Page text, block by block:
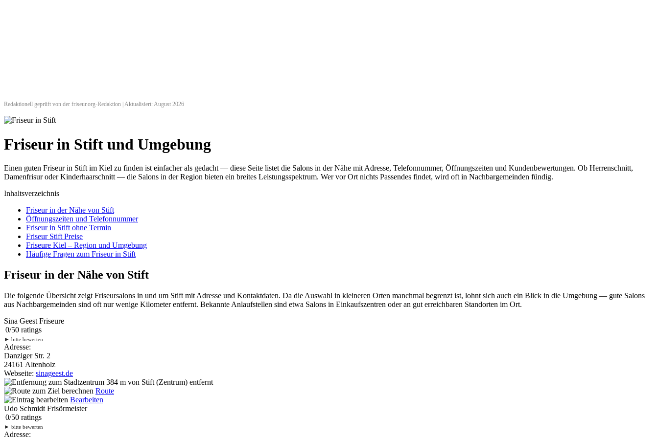
Redaktionell geprüft von der friseur.org-Redaktion | Aktualisiert: August 2026
Friseur in Stift und Umgebung
Einen guten Friseur in Stift im Kiel zu finden ist einfacher als gedacht — diese Seite listet die Salons in der Nähe mit Adresse, Telefonnummer, Öffnungszeiten und Kundenbewertungen. Ob Herrenschnitt,
Damenfrisur oder Kinderhaarschnitt — die Salons in der Region bieten ein breites Leistungsspektrum. Wer vor Ort nichts Passendes findet, wird oft in Nachbargemeinden fündig.
Inhaltsverzeichnis
Friseur in der Nähe von Stift
Öffnungszeiten und Telefonnummer
Friseur in Stift ohne Termin
Friseur Stift Preise
Friseure Kiel – Region und Umgebung
Häufige Fragen zum Friseur in Stift
Friseur in der Nähe von Stift
Die folgende Übersicht zeigt Friseursalons in und um Stift mit Adresse und Kontaktdaten. Da die Auswahl in kleineren Orten manchmal begrenzt ist, lohnt sich auch ein Blick in die Umgebung — gute Salons
aus Nachbargemeinden sind oft nur wenige Kilometer entfernt. Bekannte Anlaufstellen sind etwa Salons in Einkaufszentren oder an gut erreichbaren Standorten im Ort.
Sina Geest Friseure
0/50 ratings
► bitte bewerten
Adresse:
Danziger Str. 2
24161 Altenholz
Webseite: sinageest.de
384 m von Stift (Zentrum) entfernt
Route
Bearbeiten
Udo Schmidt Frisörmeister
0/50 ratings
► bitte bewerten
Adresse: